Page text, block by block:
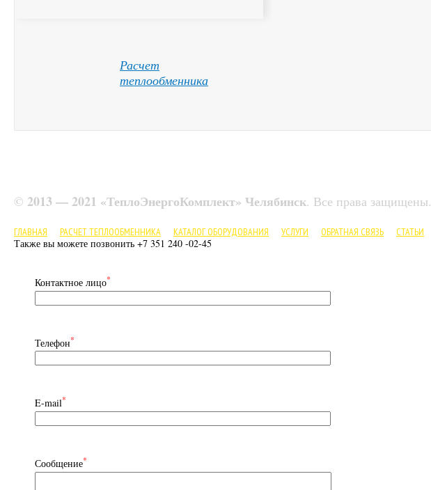
Расчет
теплообменника
© 2013 — 2021 «ТеплоЭнергоКомплект» Челябинск. Все права защищены.
ГЛАВНАЯ РАСЧЕТ ТЕПЛООБМЕННИКА КАТАЛОГ ОБОРУДОВАНИЯ УСЛУГИ ОБРАТНАЯ СВЯЗЬ СТАТЬИ
Также вы можете позвонить +7 351 240 -02-45
Контактное лицо*
Телефон*
E-mail*
Сообщение*